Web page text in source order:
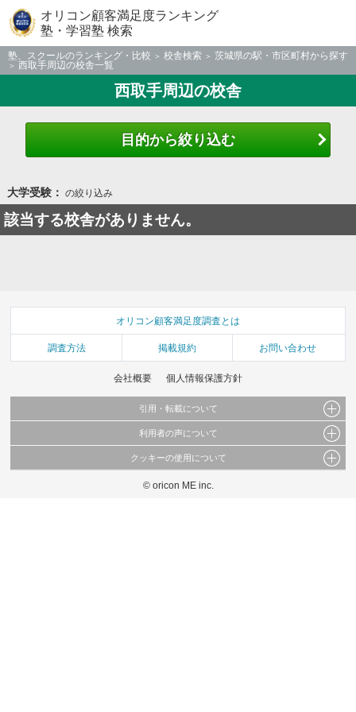
オリコン顧客満足度ランキング
塾・学習塾 検索
塾、スクールのランキング・比較 校舎検索
茨城県の駅・市区町村から探す
西取手周辺の校舎一覧
西取手周辺の校舎
目的から絞り込む
大学受験： の絞り込み
該当する校舎がありません。
オリコン顧客満足度調査とは
調査方法 掲載規約 お問い合わせ
会社概要 個人情報保護方針
引用・転載について
当サイトで公開されている情報（文字、写真、イラスト、画像データ等）及びこれらの配
これらの情報を権利者の許可なく無断転載・複製などの二次利用を行うことは固く禁じて
利用者の声について
当サイトに掲載している内容はすべてサービスの利用者が提出された見解・感想です。
弊社の見解・ 意見ではないことをご理解いただいた上でご覧ください。
クッキーの使用について
このサイトでは Cookie を使用して、ユーザーに合わせたコンテンツや広告の表示、ソー
© oricon ME inc.